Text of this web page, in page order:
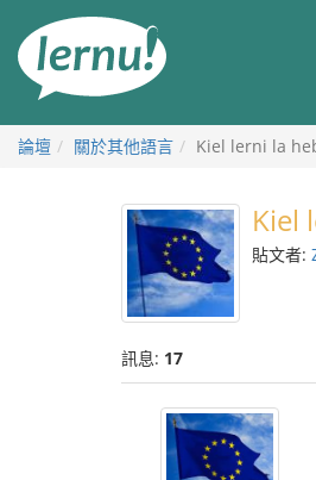
論壇 關於其他語言 Kiel lerni la
Kiel
貼文者:
訊息: 17